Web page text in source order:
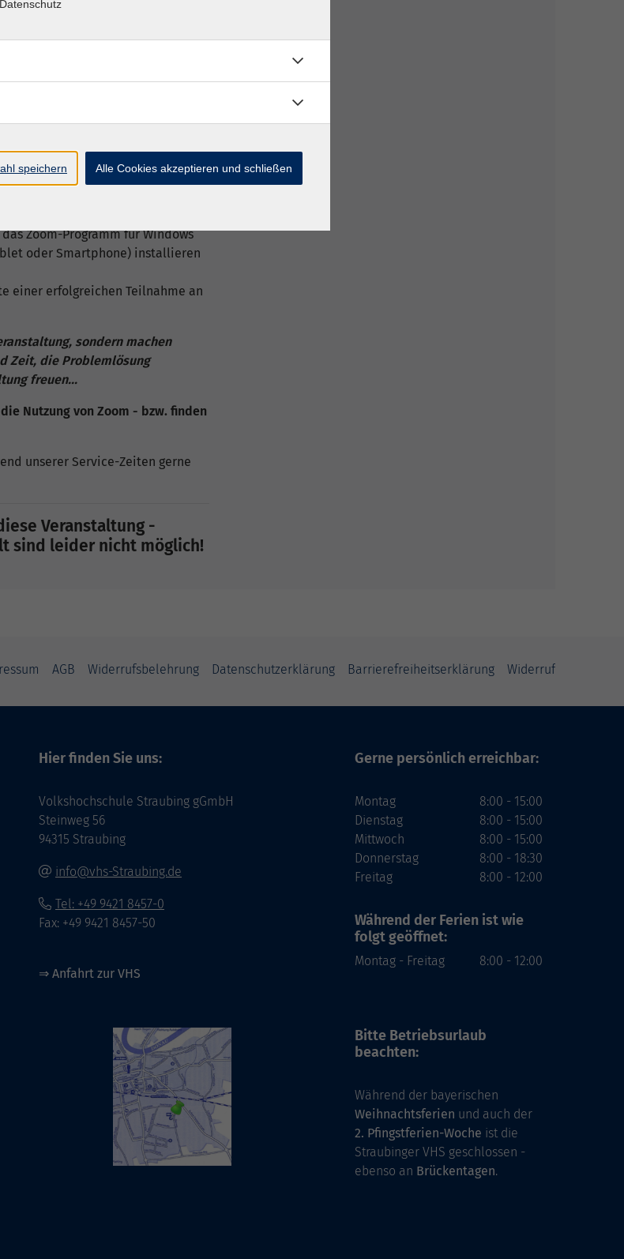
als im WLAN
jeweils mindestens
um ungestört von
sind nicht erforderlich)
erfolgt über ein kleines
Installation notwendig - dieser
oder der neue Edge auf
Selbst-Test von Zoom zu
Zoom-Programm für Windows
oder Smartphone) installieren
einer erfolgreichen Teilnahme an
sondern machen
Zeit, die Problemlösung
freuen...
Nutzung von Zoom - bzw. finden
unserer Service-Zeiten gerne
Veranstaltung -
sind leider nicht möglich!
AGB Widerrufsbelehrung Datenschutzerklärung Barrierefreiheitserklärung Widerruf
Hier finden Sie uns:
Volkshochschule Straubing gGmbH
Steinweg 56
94315 Straubing
info@vhs-Straubing.de
Tel: +49 9421 8457-0
Fax: +49 9421 8457-50
⇒ Anfahrt zur VHS
Gerne persönlich erreichbar:
Montag
Dienstag
Mittwoch
Donnerstag
Freitag
8:00 - 15:00
8:00 - 15:00
8:00 - 15:00
8:00 - 18:30
8:00 - 12:00
Während der Ferien ist wie
folgt geöffnet:
Montag - Freitag 8:00 - 12:00
Bitte Betriebsurlaub
beachten:
Während der bayerischen
Weihnachtsferien und auch der
2. Pfingstferien-Woche ist die
Straubinger VHS geschlossen -
ebenso an Brückentagen.
Datenschutz
speichern Alle Cookies akzeptieren und schließen